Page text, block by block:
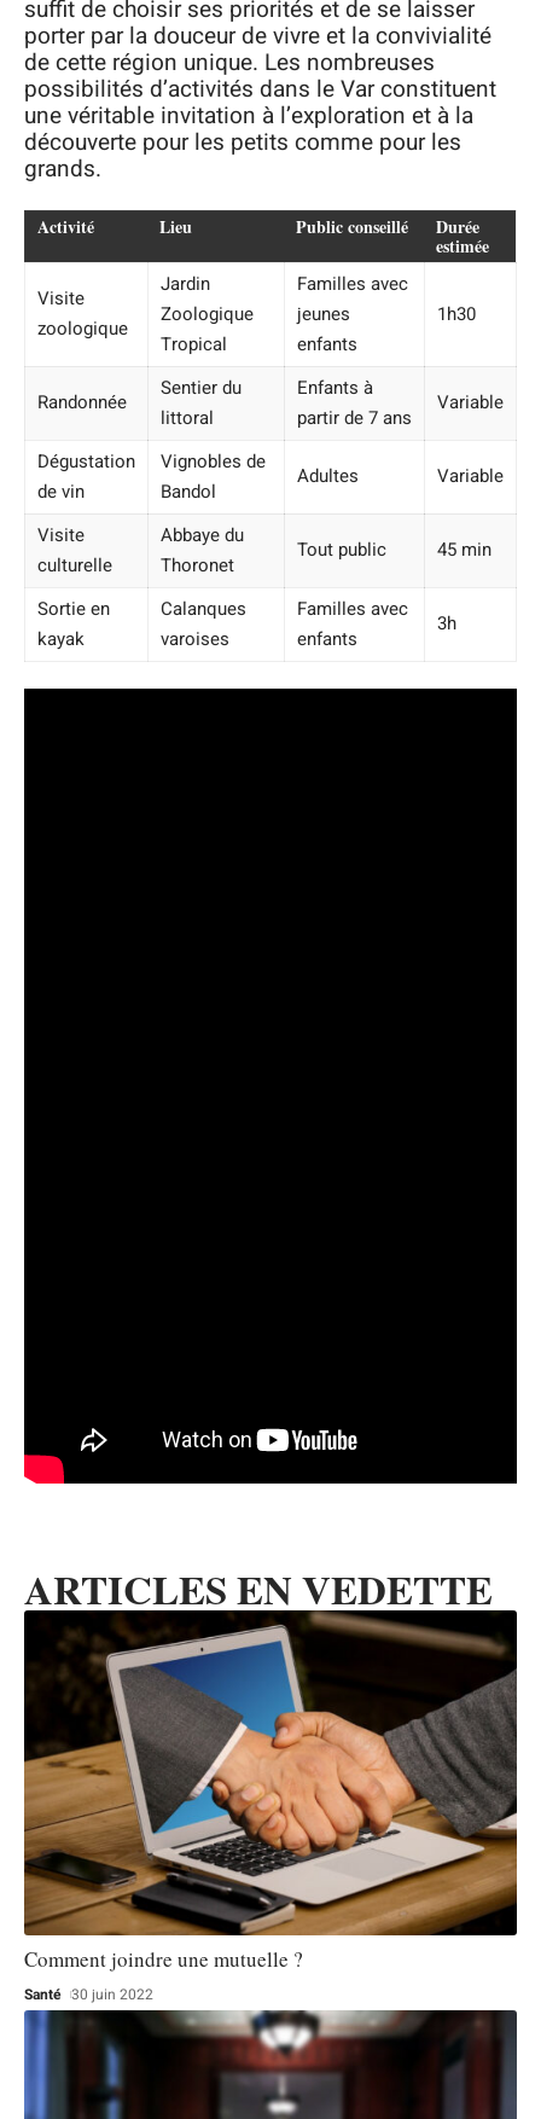
suffit de choisir ses priorités et de se laisser
porter par la douceur de vivre et la convivialité
de cette région unique. Les nombreuses
possibilités d’activités dans le Var constituent
une véritable invitation à l’exploration et à la
découverte pour les petits comme pour les
grands.
Activité Lieu Public conseillé Durée
estimée
Visite
zoologique
Jardin
Zoologique
Tropical
Familles avec
jeunes
enfants
1h30
Randonnée
Sentier du
littoral
Enfants à
partir de 7 ans
Variable
Dégustation
de vin
Vignobles de
Bandol
Adultes Variable
Visite
culturelle
Abbaye du
Thoronet
Tout public 45 min
Sortie en
kayak
Calanques
varoises
Familles avec
enfants
3h
ARTICLES EN VEDETTE
Comment joindre une mutuelle ?
Santé 30 juin 2022